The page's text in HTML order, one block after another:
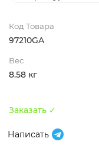
Код Товара
97210GA
Вес
8.58 кг
Заказать ✓
Написать